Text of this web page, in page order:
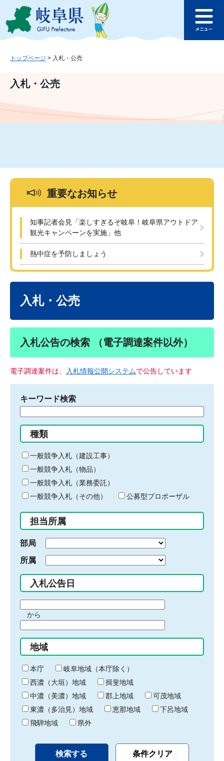
ジ
ュ
文
このページの本文へ
ュ
トップページ > 入札・公売
入札・公売
重要なお知らせ
知事記者会見「楽しすぎるぞ岐阜！岐阜県アウトドア
観光キャンペーンを実施」他
熱中症を予防しましょう
入札・公売
入札公告の検索 （電子調達案件以外）
電子調達案件は、 入札情報公開システムで公告しています
キーワード検索
る
キ
ー
ワ
ー
ド
入
力
種類
一般競争入札（建設工事）
一般競争入札（物品）
一般競争入札（業務委託）
一般競争入札（その他）
公募型プロポーザル
担当所属
部局
所属
入札公告日
間
始
り
から
間
終
わ
り
地域
本庁
岐阜地域（本庁除く）
西濃（大垣）地域
揖斐地域
中濃（美濃）地域
郡上地域
可茂地域
東濃（多治見）地域
恵那地域
下呂地域
飛騨地域
県外